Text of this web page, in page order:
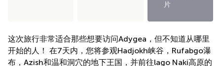
片
这次旅行非常适合那些想要访问Adygea，但不知道从哪里
开始的人！ 在7天内，您将参观Hadjokh峡谷，Rufabgo瀑
布，Azish和温和洞穴的地下王国，并前往lago Naki高原的